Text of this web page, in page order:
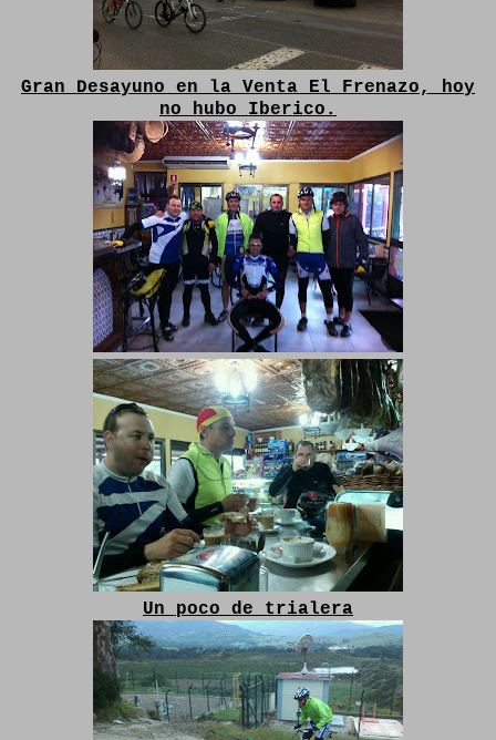
Gran Desayuno en la Venta El Frenazo, hoy
no hubo Iberico.
Un poco de trialera